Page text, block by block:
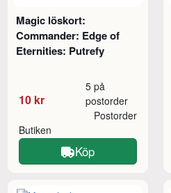
Magic löskort:
Commander: Edge of
Eternities: Putrefy
10 kr
5 på
postorder
Butiken
Postorder
Köp